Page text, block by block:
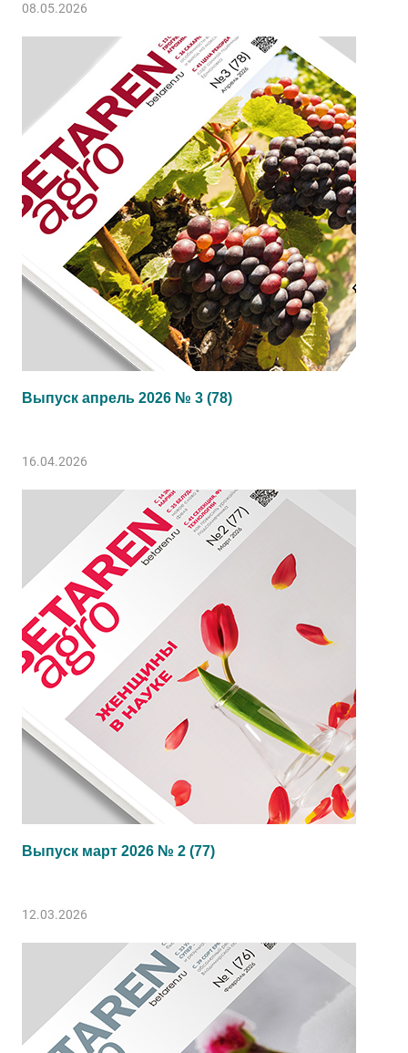
08.05.2026
Выпуск апрель 2026 № 3 (78)
16.04.2026
Выпуск март 2026 № 2 (77)
12.03.2026